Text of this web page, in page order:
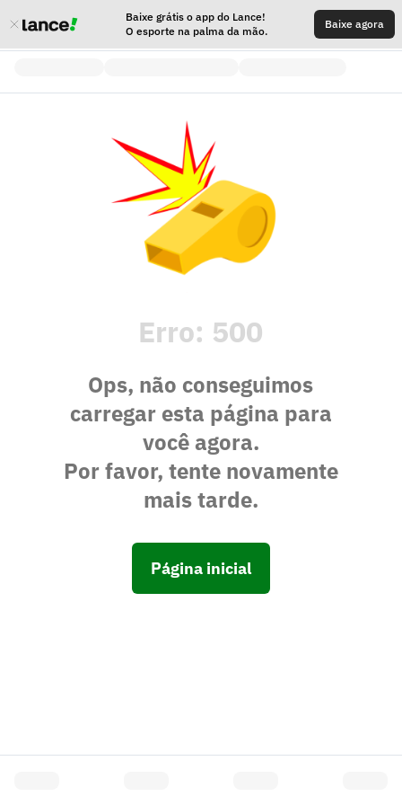
Baixe grátis o app do Lance!
O esporte na palma da mão.
Baixe agora
Erro: 500
Ops, não conseguimos
carregar esta página para
você agora.
Por favor, tente novamente
mais tarde.
Página inicial